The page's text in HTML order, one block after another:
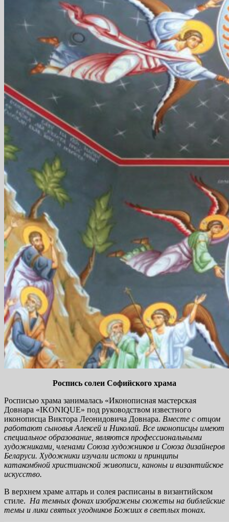
Роспись солеи Софийского храма
Росписью храма занималась «Иконописная мастерская
Довнара «IKONIQUE» под руководством известного
иконописца Виктора Леонидовича Довнара. Вместе с отцом
работают сыновья Алексей и Николай. Все иконописцы имеют
специальное образование, являются профессиональными
художниками, членами Союза художников и Союза дизайнеров
Беларуси. Художники изучали истоки и принципы
катакомбной христианской живописи, каноны и византийское
искусство.
В верхнем храме алтарь и солея расписаны в византийском
стиле. На темных фонах изображены сюжеты на библейские
темы и лики святых угодников Божиих в светлых тонах.